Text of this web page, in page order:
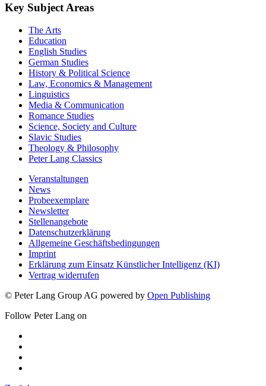
Key Subject Areas
The Arts
Education
English Studies
German Studies
History & Political Science
Law, Economics & Management
Linguistics
Media & Communication
Romance Studies
Science, Society and Culture
Slavic Studies
Theology & Philosophy
Peter Lang Classics
Veranstaltungen
News
Probeexemplare
Newsletter
Stellenangebote
Datenschutzerklärung
Allgemeine Geschäftsbedingungen
Imprint
Erklärung zum Einsatz Künstlicher Intelligenz (KI)
Vertrag widerrufen
© Peter Lang Group AG powered by Open Publishing
Follow Peter Lang on